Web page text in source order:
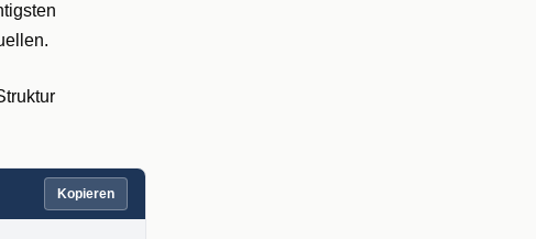
Kopieren